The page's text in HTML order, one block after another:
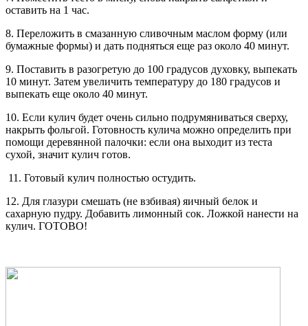
оставить на 1 час.
8. Переложить в смазанную сливочным маслом форму (или
бумажные формы) и дать подняться еще раз около 40 минут.
9. Поставить в разогретую до 100 градусов духовку, выпекать
10 минут. Затем увеличить температуру до 180 градусов и
выпекать еще около 40 минут.
10. Если кулич будет очень сильно подрумяниваться сверху,
накрыть фольгой. Готовность кулича можно определить при
помощи деревянной палочки: если она выходит из теста
сухой, значит кулич готов.
11. Готовый кулич полностью остудить.
12. Для глазури смешать (не взбивая) яичный белок и
сахарную пудру. Добавить лимонный сок. Ложкой нанести на
кулич. ГОТОВО!